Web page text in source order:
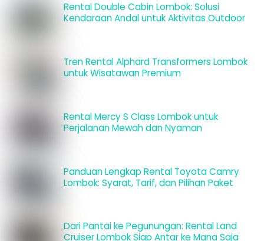
Rental Double Cabin Lombok: Solusi
Kendaraan Andal untuk Aktivitas Outdoor
Tren Rental Alphard Transformers Lombok
untuk Wisatawan Premium
Rental Mercy S Class Lombok untuk
Perjalanan Mewah dan Nyaman
Panduan Lengkap Rental Toyota Camry
Lombok: Syarat, Tarif, dan Pilihan Paket
Dari Pantai ke Pegunungan: Rental Land
Cruiser Lombok Siap Antar ke Mana Saja